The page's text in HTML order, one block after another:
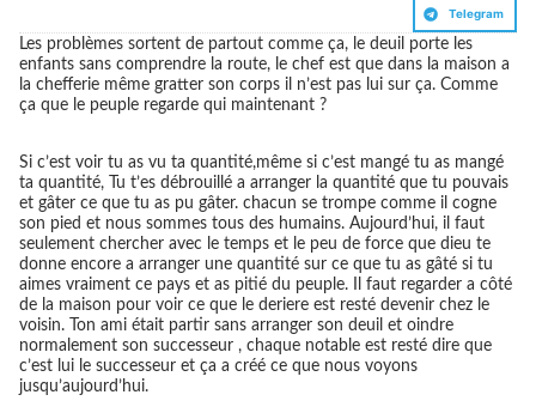
Telegram
Les problèmes sortent de partout comme ça, le deuil porte les
enfants sans comprendre la route, le chef est que dans la maison a
la chefferie même gratter son corps il n’est pas lui sur ça. Comme
ça que le peuple regarde qui maintenant ?
Si c’est voir tu as vu ta quantité,même si c’est mangé tu as mangé
ta quantité, Tu t’es débrouillé a arranger la quantité que tu pouvais
et gâter ce que tu as pu gâter. chacun se trompe comme il cogne
son pied et nous sommes tous des humains. Aujourd’hui, il faut
seulement chercher avec le temps et le peu de force que dieu te
donne encore a arranger une quantité sur ce que tu as gâté si tu
aimes vraiment ce pays et as pitié du peuple. Il faut regarder a côté
de la maison pour voir ce que le deriere est resté devenir chez le
voisin. Ton ami était partir sans arranger son deuil et oindre
normalement son successeur , chaque notable est resté dire que
c’est lui le successeur et ça a créé ce que nous voyons
jusqu’aujourd’hui.